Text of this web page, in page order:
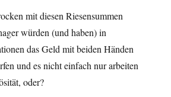
mit diesen Riesensummen
würden (und haben) in
das Geld mit beiden Händen
und es nicht einfach nur arbeiten
oder?